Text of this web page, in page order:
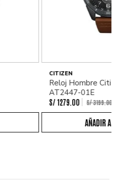
CITIZEN
Reloj Hombre
AT2447-01E
S/ 1279 00 S/3199.00